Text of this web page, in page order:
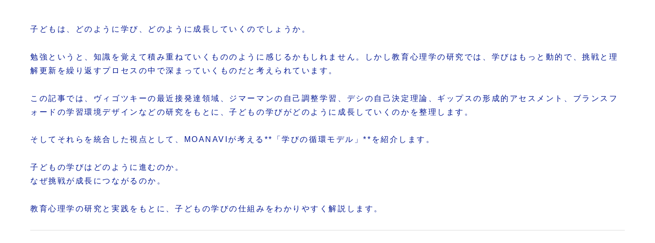
子どもは、どのように学び、どのように成長していくのでしょうか。
勉強というと、知識を覚えて積み重ねていくもののように感じるかもしれません。しかし教育心理学の研究では、学びはもっと動的で、挑戦と理
解更新を繰り返すプロセスの中で深まっていくものだと考えられています。
この記事では、ヴィゴツキーの最近接発達領域、ジマーマンの自己調整学習、デシの自己決定理論、ギップスの形成的アセスメント、ブランスフ
ォードの学習環境デザインなどの研究をもとに、子どもの学びがどのように成長していくのかを整理します。
そしてそれらを統合した視点として、MOANAVIが考える**「学びの循環モデル」**を紹介します。
子どもの学びはどのように進むのか。
なぜ挑戦が成長につながるのか。
教育心理学の研究と実践をもとに、子どもの学びの仕組みをわかりやすく解説します。